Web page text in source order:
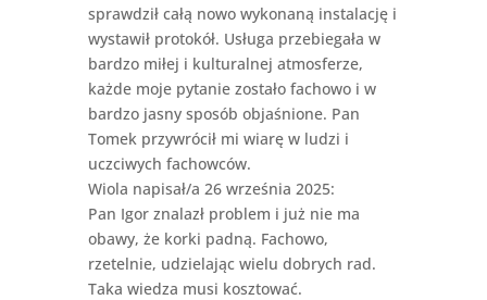
sprawdził całą nowo wykonaną instalację i
wystawił protokół. Usługa przebiegała w
bardzo miłej i kulturalnej atmosferze,
każde moje pytanie zostało fachowo i w
bardzo jasny sposób objaśnione. Pan
Tomek przywrócił mi wiarę w ludzi i
uczciwych fachowców.
Wiola napisał/a 26 września 2025:
Pan Igor znalazł problem i już nie ma
obawy, że korki padną. Fachowo,
rzetelnie, udzielając wielu dobrych rad.
Taka wiedza musi kosztować.